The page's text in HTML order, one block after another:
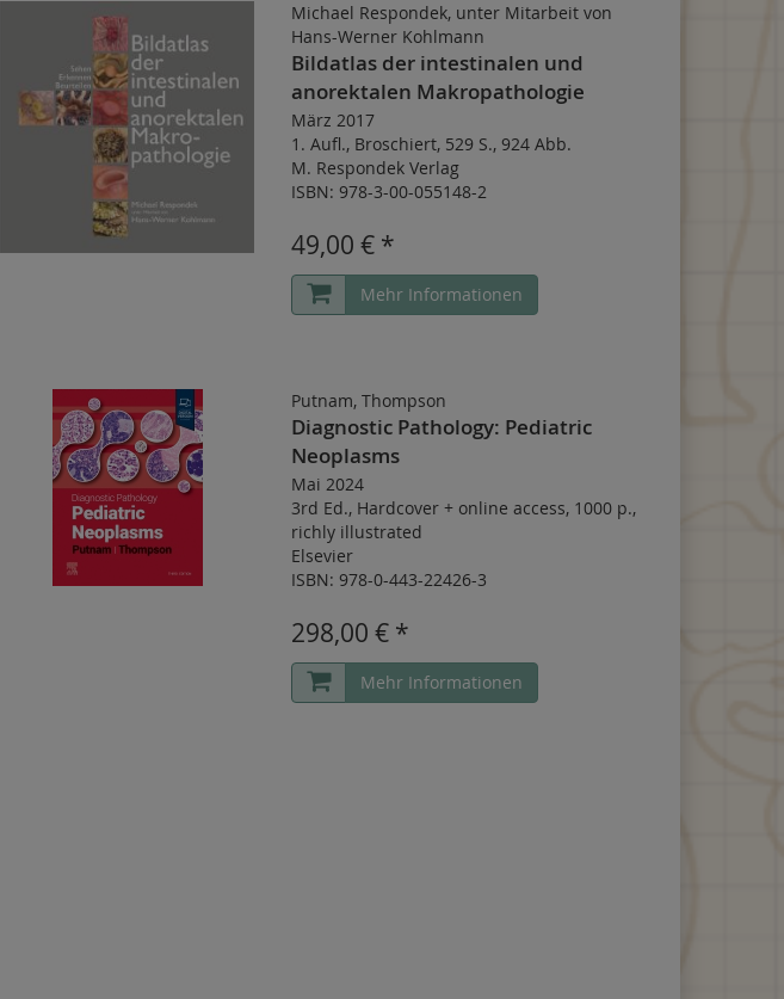
Michael Respondek, unter Mitarbeit von
Hans-Werner Kohlmann
Bildatlas der intestinalen und
anorektalen Makropathologie
März 2017
1. Aufl., Broschiert, 529 S., 924 Abb.
M. Respondek Verlag
ISBN: 978-3-00-055148-2
49,00 € *
Mehr Informationen
Putnam, Thompson
Diagnostic Pathology: Pediatric
Neoplasms
Mai 2024
3rd Ed., Hardcover+ online access, 1000 p.,
richly illustrated
Elsevier
ISBN: 978-0-443-22426-3
298,00 € *
Mehr Informationen